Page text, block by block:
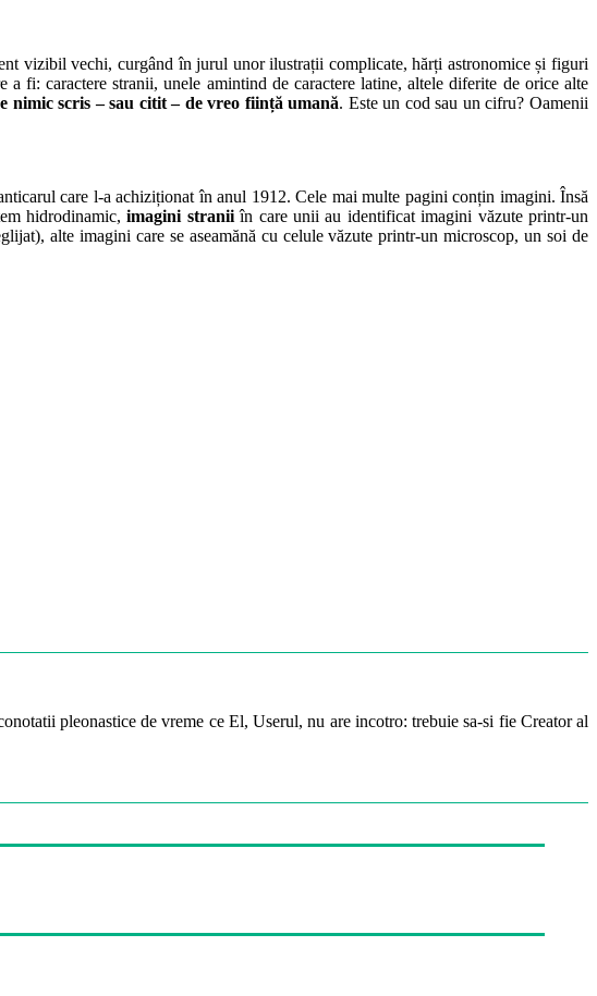
vizibil vechi, curgând în jurul unor ilustrații complicate, hărți astronomice și figuri
fi: caractere stranii, unele amintind de caractere latine, altele diferite de orice alte
nimic scris – sau citit – de vreo ființă umană. Este un cod sau un cifru? Oamenii
care l-a achiziționat în anul 1912. Cele mai multe pagini conțin imagini. Însă
hidrodinamic,imagini straniiîn care unii au identificat imagini văzute printr-un
alte imagini care se aseamănă cu celule văzute printr-un microscop, un soi de
pleonastice de vreme ce El, Userul, nu are incotro: trebuie sa-si fie Creator al